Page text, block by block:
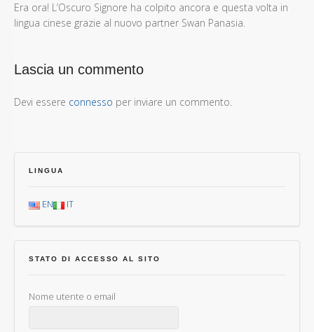
Era ora! L’Oscuro Signore ha colpito ancora e questa volta in
lingua cinese grazie al nuovo partner Swan Panasia.
Lascia un commento
Devi essere connesso per inviare un commento.
LINGUA
EN IT
STATO DI ACCESSO AL SITO
Nome utente o email